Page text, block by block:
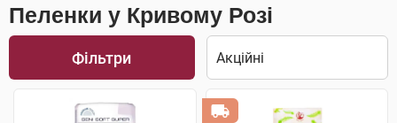
Пеленки у Кривому Розі
Фільтри